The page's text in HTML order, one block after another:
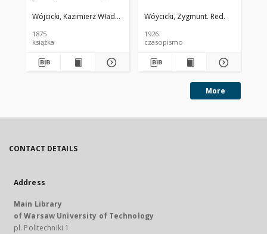
Wójcicki, Kazimierz Władysław (1807-1879)
1875
książka
Wóycicki, Zygmunt. Red.
1926
czasopismo
More
CONTACT DETAILS
Address
Main Library
of Warsaw University of Technology
pl. Politechniki 1